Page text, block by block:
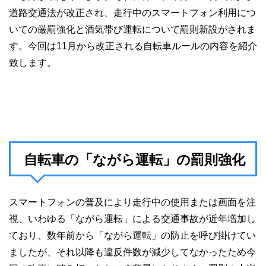
道路交通法が改正され、走行中のスマートフォン利用につ
いての厳罰強化と酒気帯び運転について罰則新設がされま
す。今回は11月から改正される自転車ルールの内容を紹介
致します。
自転車の「ながら運転」の罰則強化
スマートフォンの普及により走行中の使用または画面を注
視、いわゆる「ながら運転」による交通事故が近年増加し
ており、数年前から「ながら運転」の防止を呼び掛けてい
ましたが、それ以降も違反件数が減少してなかったため今